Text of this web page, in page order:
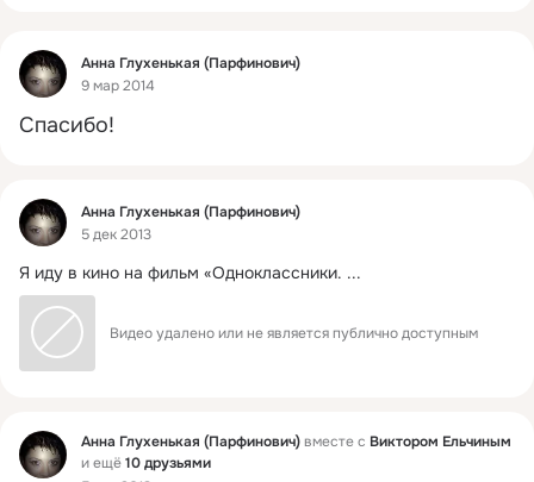
Фид
Анна Глухенькая (Парфинович)
9 мар 2014
Спасибо!
Фид
Анна Глухенькая (Парфинович)
5 дек 2013
Я иду в кино на фильм «Одноклассники. ...
Видео удалено или не является публично доступным
Фид Анна Глухенькая (Парфинович)вместе с Виктором Ельчиным
и ещё10 друзьями